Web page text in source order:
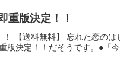
重版決定！！
！ 【送料無料】 忘れた恋の
決定！！だそうです。●「今